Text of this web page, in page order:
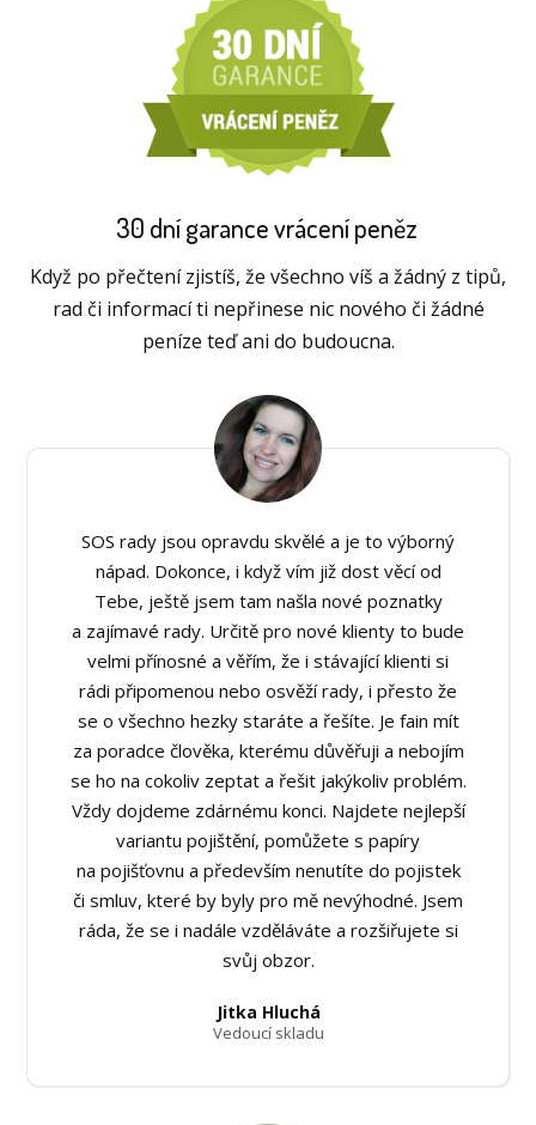
30 dní garance vrácení peněz
Když po přečtení zjistíš, že všechno víš a žádný z tipů,
rad či informací ti nepřinese nic nového či žádné
peníze teď ani do budoucna.
SOS rady jsou opravdu skvělé a je to výborný
nápad. Dokonce, i když vím již dost věcí od
Tebe, ještě jsem tam našla nové poznatky
a zajímavé rady. Určitě pro nové klienty to bude
velmi přínosné a věřím, že i stávající klienti si
rádi připomenou nebo osvěží rady, i přesto že
se o všechno hezky staráte a řešíte. Je fain mít
za poradce člověka, kterému důvěřuji a nebojím
se ho na cokoliv zeptat a řešit jakýkoliv problém.
Vždy dojdeme zdárnému konci. Najdete nejlepší
variantu pojištění, pomůžete s papíry
na pojišťovnu a především nenutíte do pojistek
či smluv, které by byly pro mě nevýhodné. Jsem
ráda, že se i nadále vzděláváte a rozšiřujete si
svůj obzor.
Jitka Hluchá
Vedoucí skladu